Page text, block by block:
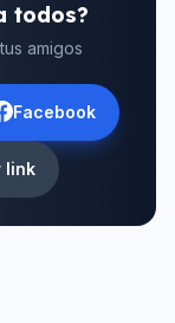
todos?
amigos
Facebook
link